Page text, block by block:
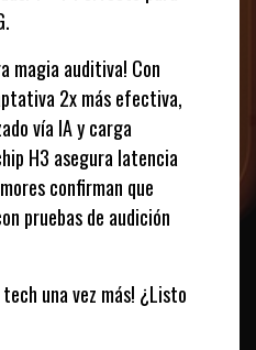
magia auditiva! Con
2x más efectiva,
vía IA y carga
H3 asegura latencia
confirman que
pruebas de audición
una vez más! ¿Listo